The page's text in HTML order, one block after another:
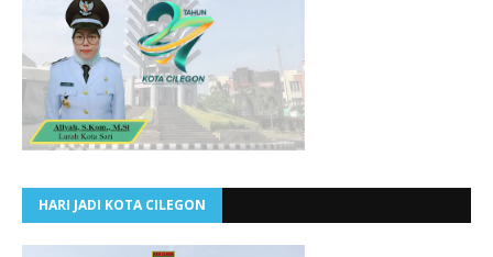
HARI JADI KOTA CILEGON